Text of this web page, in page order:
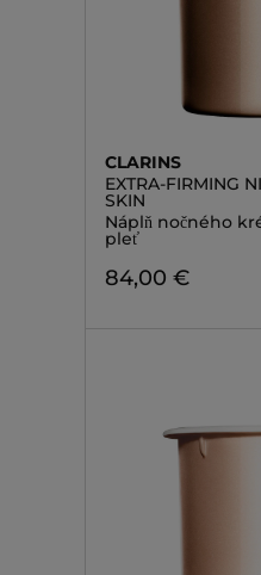
CLARINS
EXTRA-FIRMING
SKIN
Náplň nočného
pleť
84,00 €